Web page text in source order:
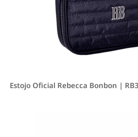
Estojo Oficial Rebecca Bonbon |